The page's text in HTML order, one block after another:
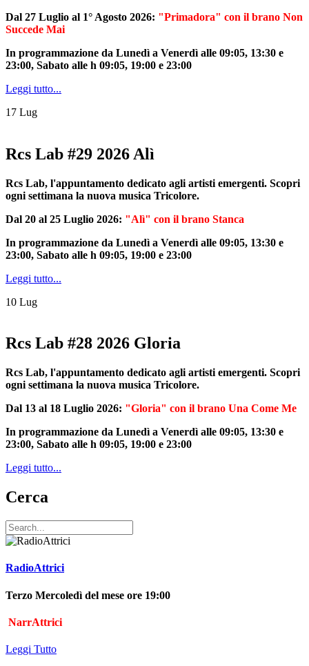
Dal 27 Luglio al 1° Agosto 2026: "Primadora" con il brano Non
Succede Mai
In programmazione da Lunedì a Venerdì alle 09:05, 13:30 e
23:00, Sabato alle h 09:05, 19:00 e 23:00
Leggi tutto...
17 Lug
Rcs Lab #29 2026 Alì
Rcs Lab, l'appuntamento dedicato agli artisti emergenti. Scopri
ogni settimana la nuova musica Tricolore.
Dal 20 al 25 Luglio 2026: "Alì" con il brano Stanca
In programmazione da Lunedì a Venerdì alle 09:05, 13:30 e
23:00, Sabato alle h 09:05, 19:00 e 23:00
Leggi tutto...
10 Lug
Rcs Lab #28 2026 Gloria
Rcs Lab, l'appuntamento dedicato agli artisti emergenti. Scopri
ogni settimana la nuova musica Tricolore.
Dal 13 al 18 Luglio 2026: "Gloria" con il brano Una Come Me
In programmazione da Lunedì a Venerdì alle 09:05, 13:30 e
23:00, Sabato alle h 09:05, 19:00 e 23:00
Leggi tutto...
Cerca
RadioAttrici
Terzo Mercoledì del mese ore 19:00
NarrAttrici
Leggi Tutto